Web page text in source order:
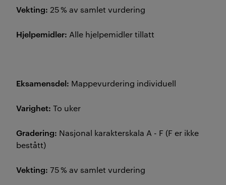
Vekting: 25 % av samlet vurdering
Hjelpemidler: Alle hjelpemidler tillatt
Eksamensdel: Mappevurdering individuell
Varighet: To uker
Gradering: Nasjonal karakterskala A - F (F er ikke
bestått)
Vekting: 75 % av samlet vurdering